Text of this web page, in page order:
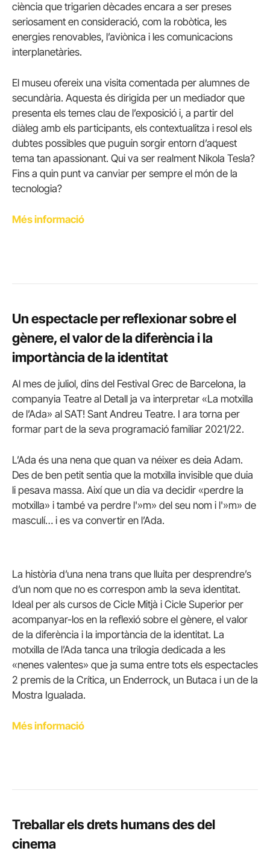
ciència que trigarien dècades encara a ser preses
seriosament en consideració, com la robòtica, les
energies renovables, l’aviònica i les comunicacions
interplanetàries.
El museu ofereix una visita comentada per alumnes de
secundària. Aquesta és dirigida per un mediador que
presenta els temes clau de l’exposició i, a partir del
diàleg amb els participants, els contextualitza i resol els
dubtes possibles que puguin sorgir entorn d’aquest
tema tan apassionant. Qui va ser realment Nikola Tesla?
Fins a quin punt va canviar per sempre el món de la
tecnologia?
Més informació
Un espectacle per reflexionar sobre el
gènere, el valor de la diferència i la
importància de la identitat
Al mes de juliol, dins del Festival Grec de Barcelona, la
companyia Teatre al Detall ja va interpretar «La motxilla
de l’Ada» al SAT! Sant Andreu Teatre. I ara torna per
formar part de la seva programació familiar 2021/22.
L’Ada és una nena que quan va néixer es deia Adam.
Des de ben petit sentia que la motxilla invisible que duia
li pesava massa. Així que un dia va decidir «perdre la
motxilla» i també va perdre l'»m» del seu nom i l'»m» de
masculí… i es va convertir en l’Ada.
La història d’una nena trans que lluita per desprendre’s
d’un nom que no es correspon amb la seva identitat.
Ideal per als cursos de Cicle Mitjà i Cicle Superior per
acompanyar-los en la reflexió sobre el gènere, el valor
de la diferència i la importància de la identitat. La
motxilla de l’Ada tanca una trilogia dedicada a les
«nenes valentes» que ja suma entre tots els espectacles
2 premis de la Crítica, un Enderrock, un Butaca i un de la
Mostra Igualada.
Mésinformació
Treballar els drets humans des del
cinema